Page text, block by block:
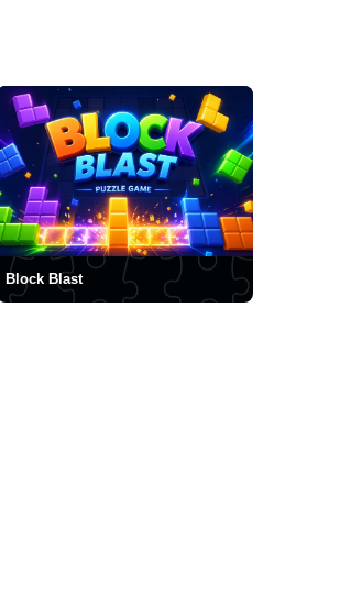
Block Blast